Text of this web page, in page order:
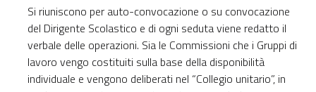
Si riuniscono per auto-convocazione o su convocazione
del Dirigente Scolastico e di ogni seduta viene redatto il
verbale delle operazioni. Sia le Commissioni che i Gruppi di
lavoro vengo costituiti sulla base della disponibilità
individuale e vengono deliberati nel “Collegio unitario”, in